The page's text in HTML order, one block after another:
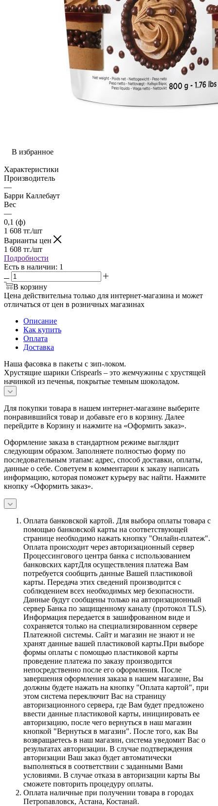
В избранное
Характеристики
Производитель
—
Барри Каллебаут
Вес
—
0,1 (ф)
1 608 тг./шт
Варианты цен
1 608 тг./шт
Подробности
Есть в наличии: 1
В корзину
Цена действительна только для интернет-магазина и может
отличаться от цен в розничных магазинах
Описание
Как купить
Оплата
Доставка
Наша фасовка в пакеты с зип-локом.
Хрустящие шарики Crispearls – это жемчужины с хрустящей
начинкой из печенья, покрытые темным шоколадом.
Для покупки товара в нашем интернет-магазине выберите
понравившийся товар и добавьте его в корзину. Далее
перейдите в Корзину и нажмите на «Оформить заказ».
Оформление заказа в стандартном режиме выглядит
следующим образом. Заполняете полностью форму по
последовательным этапам: адрес, способ доставки, оплаты,
данные о себе. Советуем в комментарии к заказу написать
информацию, которая поможет курьеру вас найти. Нажмите
кнопку «Оформить заказ».
Оплата банковской картой. Для выбора оплаты товара с
помощью банковской карты на соответствующей
странице необходимо нажать кнопку "Онлайн-платеж".
Оплата происходит через авторизационный сервер
Процессингового центра банка с использованием
банковских картДля осуществления платежа Вам
потребуется сообщить данные Вашей пластиковой
карты. Передача этих сведений производится с
соблюдением всех необходимых мер безопасности.
Данные будут сообщены только на авторизационный
сервер Банка по защищенному каналу (протокол TLS).
Информация передается в зашифрованном виде и
сохраняется только на специализированном сервере
Платежной системы. Сайт и магазин не знают и не
хранят данные вашей пластиковой карты.При выборе
формы оплаты с помощью пластиковой карты
проведение платежа по заказу производится
непосредственно после его оформления. После
завершения оформления заказа в нашем магазине, Вы
должны будете нажать на кнопку "Оплата картой", при
этом система переключит Вас на страницу
авторизационного сервера, где Вам будет предложено
ввести данные пластиковой карты, инициировать ее
авторизацию, после чего вернуться в наш магазин
кнопкой "Вернуться в магазин". После того, как Вы
возвращаетесь в наш магазин, система уведомит Вас о
результатах авторизации. В случае подтверждения
авторизации Ваш заказ будет автоматически
выполняться в соответствии с заданными Вами
условиями. В случае отказа в авторизации карты Вы
сможете повторить процедуру оплаты.
Оплата наличные при получении товара в городах
Петропавловск, Астана, Костанай.